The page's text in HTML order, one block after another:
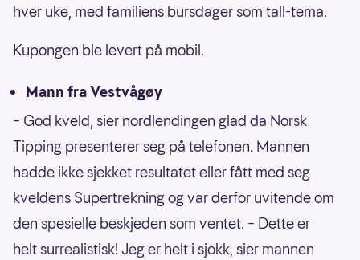
hver uke, med familiens bursdager som tall-tema.
Kupongen ble levert på mobil.
Mann fra Vestvågøy
– God kveld, sier nordlendingen glad da Norsk
Tipping presenterer seg på telefonen. Mannen
hadde ikke sjekket resultatet eller fått med seg
kveldens Supertrekning og var derfor uvitende om
den spesielle beskjeden som ventet. – Dette er
helt surrealistisk! Jeg er helt i sjokk, sier mannen